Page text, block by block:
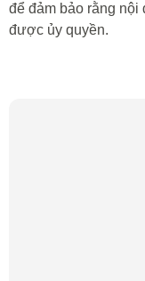
để đảm bảo rằng nội
được ủy quyền.